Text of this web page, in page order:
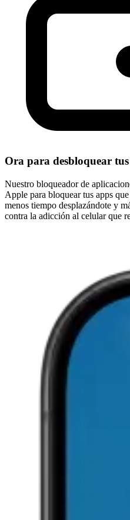
Ora para desbloquear
Nuestro bloqueador de
Apple para bloquear tus apps
menos tiempo desplazándote y
contra la adicción al celular que